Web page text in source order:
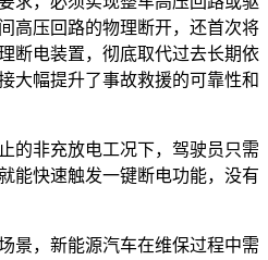
高压回路的物理断开，还首次将
断电装置，彻底取代过去长期依
大幅提升了事故救援的可靠性和
的非充放电工况下，驾驶员只需
能快速触发一键断电功能，没有
景，新能源汽车在维保过程中需